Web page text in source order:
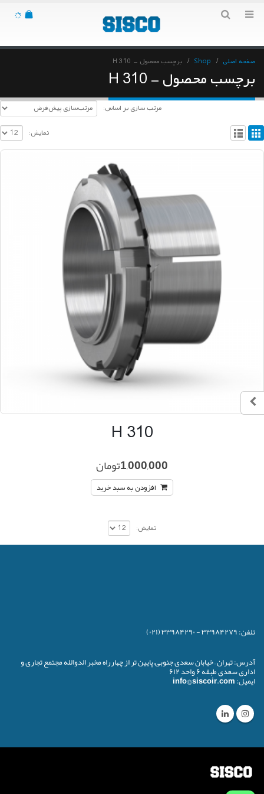
صفحه اصلی Shop برچسب محصول - H 310
برچسب محصول - H 310
مرتب سازی بر اساس:
نمایش:
H 310
1,000,000تومان
افزودن به سبد خرید
نمایش:
تلفن:
آدرس:تهران – خیابان سعدی جنوبی،پایین تر از چهارراه مخبر الدوالله مجتمع تجاری و
اداری سعدی طبقه ۶ واحد ۶۱۲
ایمیل: